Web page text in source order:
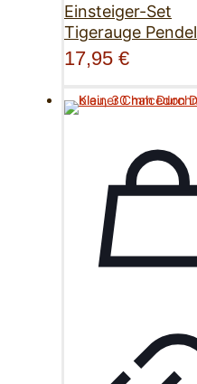
Einsteiger-Set
Tigerauge Pendel
17,95 €